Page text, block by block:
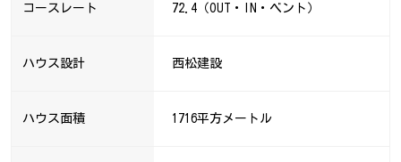
コースレート 72.4（OUT・IN・ベント）
ハウス設計 西松建設
ハウス面積 1716平方メートル